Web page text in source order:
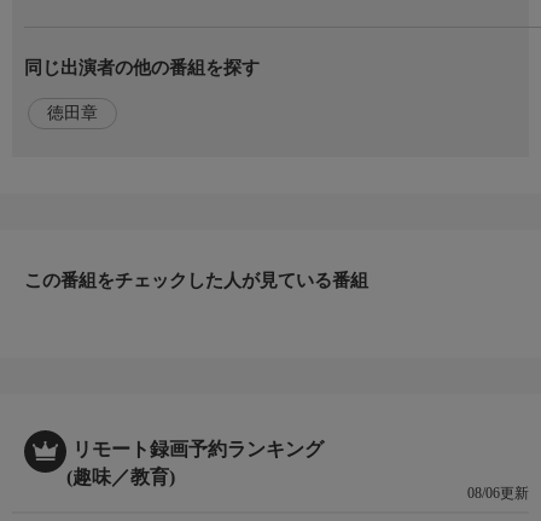
出演者
【語り】徳田章
同じ出演者の他の番組を探す
徳田章
この番組をチェックした人が見ている番組
リモート録画予約ランキング
(趣味／教育)
08/06更新